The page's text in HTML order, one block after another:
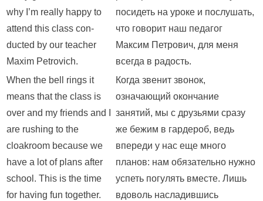
why I’m really happy to
attend this class con-
ducted by our teacher
Maxim Petrovich.
посидеть на уроке и послушать,
что говорит наш педагог
Максим Петрович, для меня
всегда в радость.
When the bell rings it
means that the class is
over and my friends and I
are rushing to the
cloakroom because we
have a lot of plans after
school. This is the time
for having fun together.
Когда звенит звонок,
означающий окончание
занятий, мы с друзьями сразу
же бежим в гардероб, ведь
впереди у нас еще много
планов: нам обязательно нужно
успеть погулять вместе. Лишь
вдоволь насладившись